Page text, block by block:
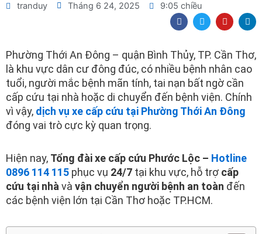
tranduy Tháng 6 24, 2025 9:05 chiều
F
a
c
b
o
o
k
T
w
i
t
e
r
Y
o
u
u
b
e
L
i
n
e
d
i
Phường Thới An Đông – quận Bình Thủy, TP. Cần Thơ,
là khu vực dân cư đông đúc, có nhiều bệnh nhân cao
tuổi, người mắc bệnh mãn tính, tai nạn bất ngờ cần
cấp cứu tại nhà hoặc di chuyển đến bệnh viện. Chính
vì vậy, dịch vụ xe cấp cứu tại Phường Thới An Đông
đóng vai trò cực kỳ quan trọng.
Hiện nay, Tổng đài xe cấp cứu Phước Lộc – Hotline
0896 114 115 phục vụ 24/7 tại khu vực, hỗ trợ cấp
cứu tại nhà và vận chuyển người bệnh an toàn đến
các bệnh viện lớn tại Cần Thơ hoặc TP.HCM.